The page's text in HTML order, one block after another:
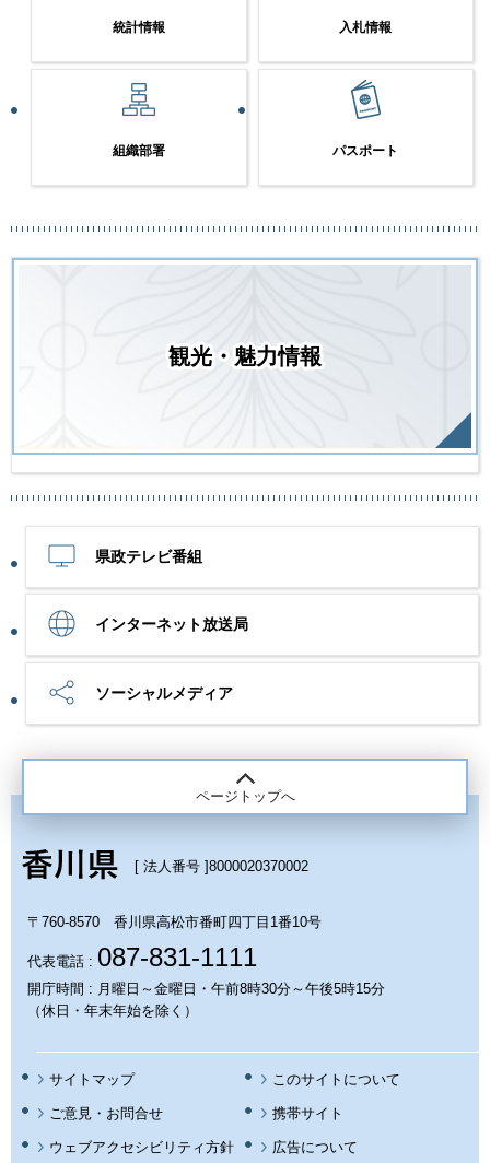
統計情報 入札情報
組織部署 パスポート
観光・魅力情報
県政テレビ番組
インターネット放送局
ソーシャルメディア
ページトップへ
[ 法人番号 ]8000020370002
〒760-8570 香川県高松市番町四丁目1番10号
代表電話 : 087-831-1111
開庁時間 : 月曜日～金曜日・午前8時30分～午後5時15分
（休日・年末年始を除く）
サイトマップ このサイトについて
携帯サイト
ウェブアクセシビリティ方針 広告について